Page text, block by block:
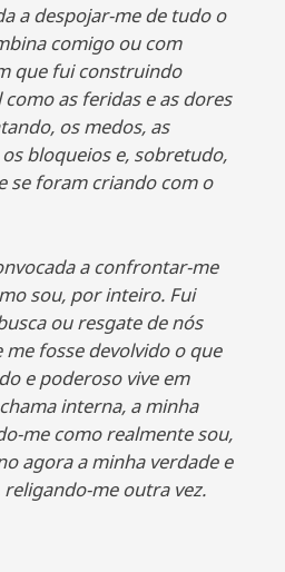
a despojar-me de tudo o
comigo ou com
que fui construindo
as feridas e as dores
os medos, as
bloqueios e, sobretudo,
se foram criando com o
a confrontar-me
sou, por inteiro. Fui
ou resgate de nós
fosse devolvido o que
e poderoso vive em
interna, a minha
me como realmente sou,
agora a minha verdade e
me outra vez.